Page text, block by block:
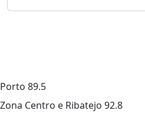
Porto 89.5
Zona Centro e Ribatejo 92.8